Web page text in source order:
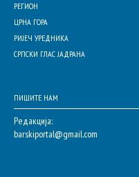
РЕГИОН
ЦРНА ГОРА
РИЈЕЧ УРЕДНИКА
СРПСКИ ГЛАС ЈАДРАНА
ПИШИТЕ НАМ
Редакција:
barskiportal@gmail.com